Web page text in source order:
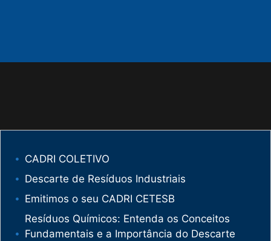
CADRI COLETIVO
Descarte de Resíduos Industriais
Emitimos o seu CADRI CETESB
Resíduos Químicos: Entenda os Conceitos
Fundamentais e a Importância do Descarte